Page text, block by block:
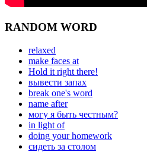
RANDOM WORD
relaxed
make faces at
Hold it right there!
вывести запах
break one's word
name after
могу я быть честным?
in light of
doing your homework
сидеть за столом